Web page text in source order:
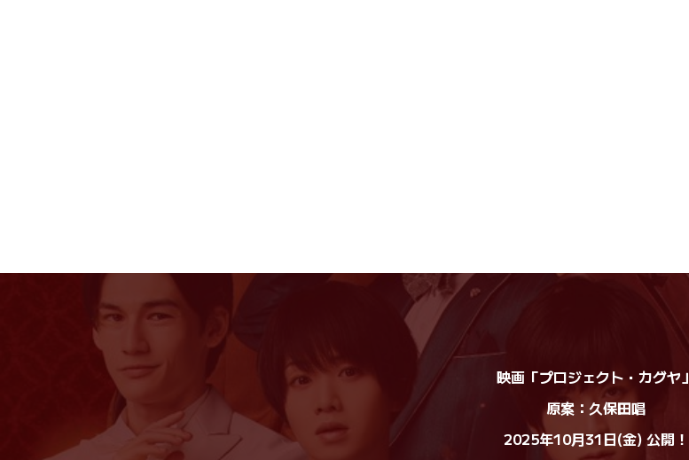
映画「プロジェクト・カグヤ」
原案：久保田唱
2025年10月31日(金) 公開！